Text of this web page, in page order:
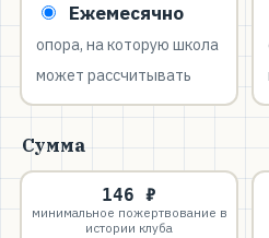
Ежемесячно
опора, на которую школа
может рассчитывать
Сумма
146 ₽
минимальное пожертвование в
истории клуба